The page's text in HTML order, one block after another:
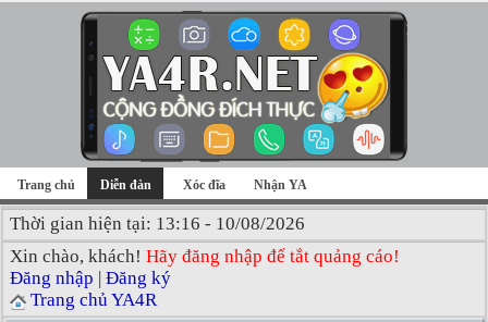
Trang chủ Diễn đàn Xóc đĩa Nhận YA
Thời gian hiện tại: 13:16 - 10/08/2026
Xin chào, khách! Hãy đăng nhập để tắt quảng cáo!
Đăng nhập | Đăng ký
Trang chủ YA4R